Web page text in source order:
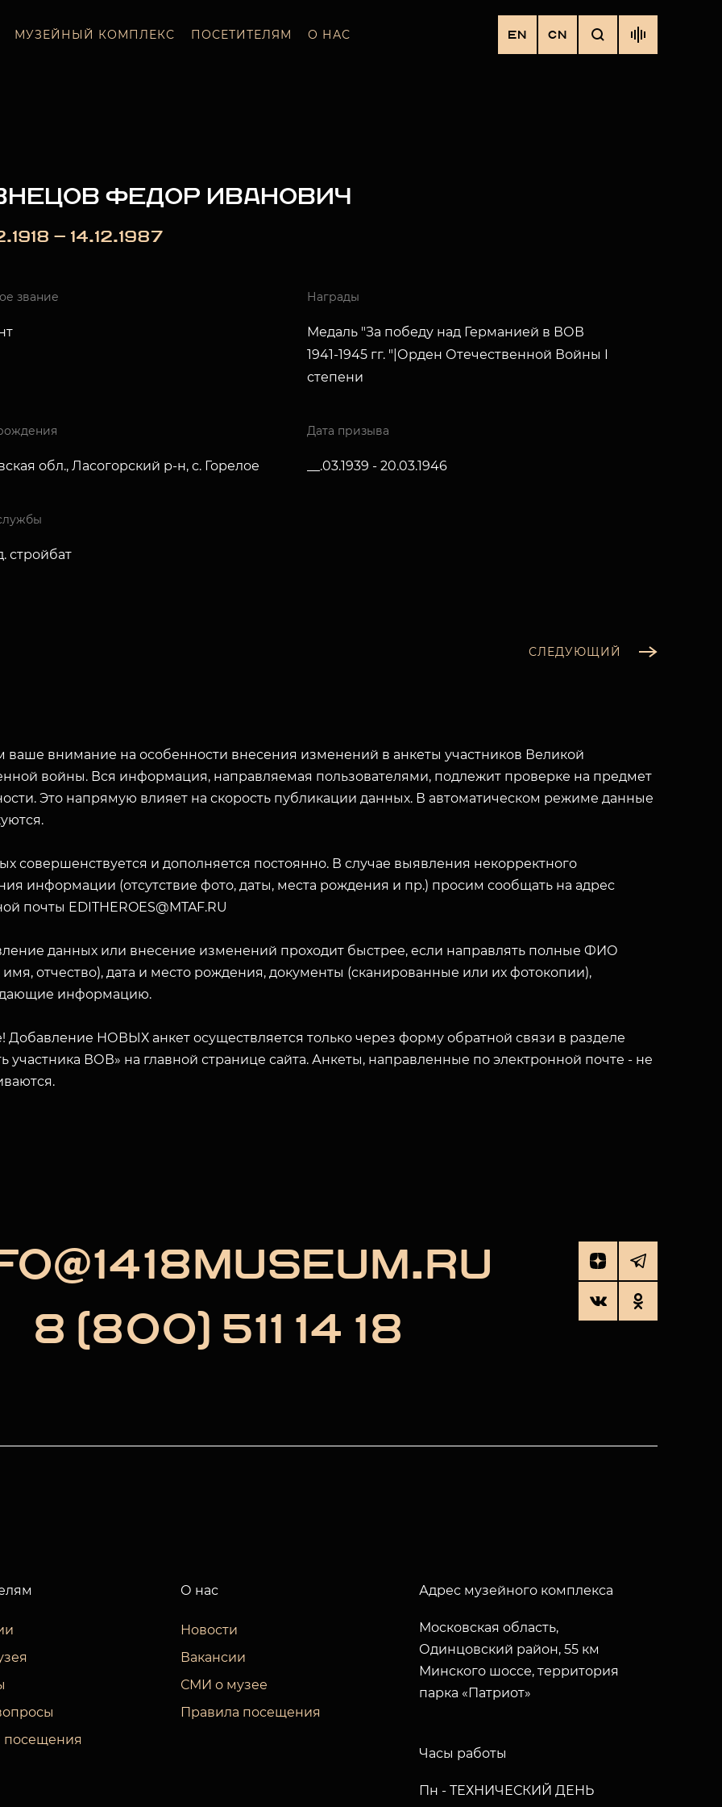
МУЗЕЙНЫЙ КОМПЛЕКС ПОСЕТИТЕЛЯМ О НАС EN CN
ФЕДОР ИВАНОВИЧ
— 14.12.1987
звание Награды
Медаль "За победу над Германией в ВОВ
1941-1945 гг. "|Орден Отечественной Войны I
степени
обл., Ласогорский р-н, с. Горелое
Дата призыва
__.03.1939 - 20.03.1946
стройбат
СЛЕДУЮЩИЙ
внимание на особенности внесения изменений в анкеты участников Великой
войны. Вся информация, направляемая пользователями, подлежит проверке на предмет
Это напрямую влияет на скорость публикации данных. В автоматическом режиме данные
совершенствуется и дополняется постоянно. В случае выявления некорректного
информации (отсутствие фото, даты, места рождения и пр.) просим сообщать на адрес
почты EDITHEROES@MTAF.RU
данных или внесение изменений проходит быстрее, если направлять полные ФИО
отчество), дата и место рождения, документы (сканированные или их фотокопии),
информацию.
Добавление НОВЫХ анкет осуществляется только через форму обратной связи в разделе
участника ВОВ» на главной странице сайта. Анкеты, направленные по электронной почте - не
8 (800) 511 14 18
посещения
О нас
Новости
Вакансии
СМИ о музее
Правила посещения
Адрес музейного комплекса
Московская область,
Одинцовский район, 55 км
Минского шоссе, территория
парка «Патриот»
Часы работы
Пн - ТЕХНИЧЕСКИЙ ДЕНЬ